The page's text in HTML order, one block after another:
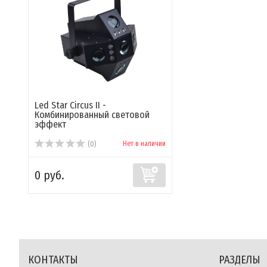
Led Star Circus II -
Комбинированный световой
эффект
(0) Нет в наличии
0 руб.
КОНТАКТЫ РАЗДЕЛЫ